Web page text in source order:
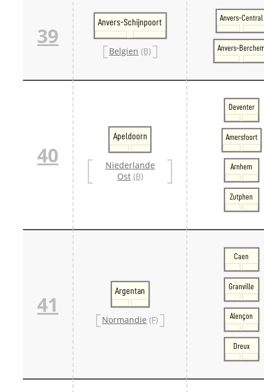
39
Anvers-Schijnpoort
Belgien (B)
Anvers-Central
Anvers-
40
Apeldoorn
Niederlande
Ost (B)
Deventer
Amersfoort
Arnhem
Zutphen
41
Argentan
Normandie (F)
Caen
Granville
Alençon
Dreux